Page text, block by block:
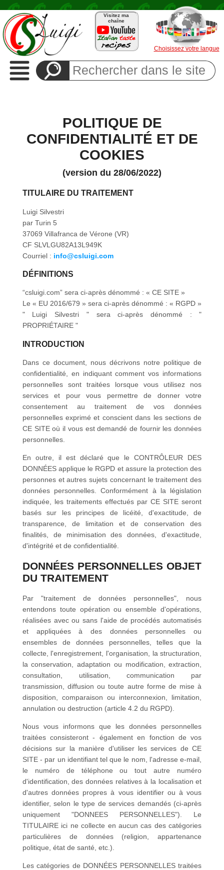
Recettes
Plats
d'accompagnement
Végétarien
Classique
Viande
Préparations
de base
de rue
Visitez ma
chaîne
Choisissez votre langue
POLITIQUE DE
CONFIDENTIALITÉ ET DE
COOKIES
(version du 28/06/2022)
TITULAIRE DU TRAITEMENT
Luigi Silvestri
par Turin 5
37069 Villafranca de Vérone (VR)
CF SLVLGU82A13L949K
Courriel : info@csluigi.com
DÉFINITIONS
“csluigi.com”sera ci-après dénommé : « CE SITE »
Le « EU 2016/679 » sera ci-après dénommé : « RGPD »
" Luigi Silvestri " sera ci-après dénommé : "
PROPRIÉTAIRE "
INTRODUCTION
Dans ce document, nous décrivons notre politique de
confidentialité, en indiquant comment vos informations
personnelles sont traitées lorsque vous utilisez nos
services et pour vous permettre de donner votre
consentement au traitement de vos données
personnelles exprimé et conscient dans les sections de
CE SITE où il vous est demandé de fournir les données
personnelles.
En outre, il est déclaré que le CONTRÔLEUR DES
DONNÉES applique le RGPD et assure la protection des
personnes et autres sujets concernant le traitement des
données personnelles. Conformément à la législation
indiquée, les traitements effectués par CE SITE seront
basés sur les principes de licéité, d'exactitude, de
transparence, de limitation et de conservation des
finalités, de minimisation des données, d'exactitude,
d'intégrité et de confidentialité.
DONNÉES PERSONNELLES OBJET
DU TRAITEMENT
Par "traitement de données personnelles", nous
entendons toute opération ou ensemble d'opérations,
réalisées avec ou sans l'aide de procédés automatisés
et appliquées à des données personnelles ou
ensembles de données personnelles, telles que la
collecte, l'enregistrement, l'organisation, la structuration,
la conservation, adaptation ou modification, extraction,
consultation, utilisation, communication par
transmission, diffusion ou toute autre forme de mise à
disposition, comparaison ou interconnexion, limitation,
annulation ou destruction (article 4.2 du RGPD).
Nous vous informons que les données personnelles
traitées consisteront - également en fonction de vos
décisions sur la manière d'utiliser les services de CE
SITE - par un identifiant tel que le nom, l'adresse e-mail,
le numéro de téléphone ou tout autre numéro
d'identification, des données relatives à la localisation et
d'autres données propres à vous identifier ou à vous
identifier, selon le type de services demandés (ci-après
uniquement "DONNEES PERSONNELLES"). Le
TITULAIRE ici ne collecte en aucun cas des catégories
particulières de données (religion, appartenance
politique, état de santé, etc.).
Les catégories de DONNÉES PERSONNELLES traitées